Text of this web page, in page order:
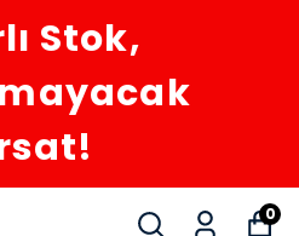
Stok,
0